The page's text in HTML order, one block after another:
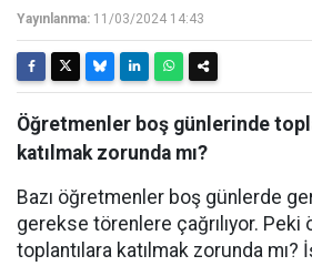
Yayınlanma: 11/03/2024 14:43
Öğretmenler boş günlerinde
katılmak zorunda mı?
Bazı öğretmenler boş günlerde
gerekse törenlere çağrılıyor. Peki
toplantılara katılmak zorunda mı?